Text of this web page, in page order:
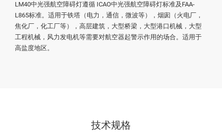
LM40中光强航空障碍灯遵循 ICAO中光强航空障碍灯标准及FAA-
L865标准。适用于铁塔（电力，通信，微波等），烟囱（火电厂，
焦化厂，化工厂等），高层建筑，大型桥梁，大型港口机械，大型
工程机械，风力发电机等需要对航空器起警示作用的场合。适用于
高盐度地区。
技术规格